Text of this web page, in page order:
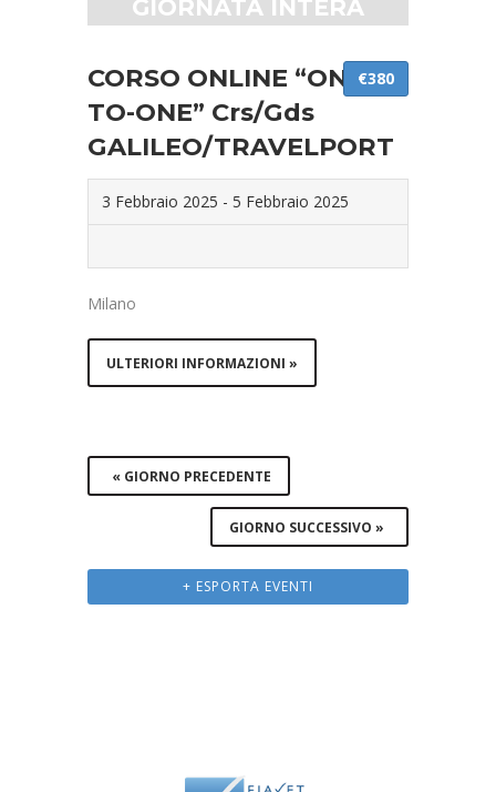
GIORNATA INTERA
CORSO ONLINE “ONE-
TO-ONE” Crs/Gds
GALILEO/TRAVELPORT
3 Febbraio 2025 - 5 Febbraio 2025
€380
Milano
ULTERIORI INFORMAZIONI »
« GIORNO PRECEDENTE
GIORNO SUCCESSIVO »
+ ESPORTA EVENTI